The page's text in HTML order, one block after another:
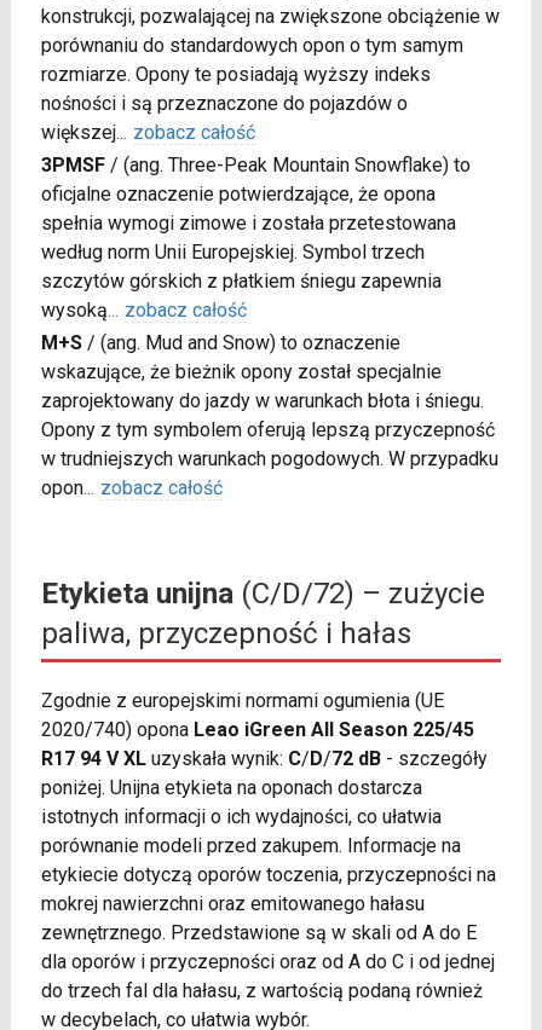
konstrukcji, pozwalającej na zwiększone obciążenie w
porównaniu do standardowych opon o tym samym
rozmiarze. Opony te posiadają wyższy indeks
nośności i są przeznaczone do pojazdów o
większej... zobacz całość
3PMSF/ (ang. Three-Peak Mountain Snowflake) to
oficjalne oznaczenie potwierdzające, że opona
spełnia wymogi zimowe i została przetestowana
według norm Unii Europejskiej. Symbol trzech
szczytów górskich z płatkiem śniegu zapewnia
wysoką... zobacz całość
M+S/ (ang. Mud and Snow) to oznaczenie
wskazujące, że bieżnik opony został specjalnie
zaprojektowany do jazdy w warunkach błota i śniegu.
Opony z tym symbolem oferują lepszą przyczepność
w trudniejszych warunkach pogodowych. W przypadku
opon... zobacz całość
Etykieta unijna(C/D/72) – zużycie
paliwa, przyczepność i hałas
Zgodnie z europejskimi normami ogumienia (UE
2020/740) opona Leao iGreen All Season 225/45
R17 94 V XLuzyskała wynik: C/D/72 dB- szczegóły
poniżej. Unijna etykieta na oponach dostarcza
istotnych informacji o ich wydajności, co ułatwia
porównanie modeli przed zakupem. Informacje na
etykiecie dotyczą oporów toczenia, przyczepności na
mokrej nawierzchni oraz emitowanego hałasu
zewnętrznego. Przedstawione są w skali od A do E
dla oporów i przyczepności oraz od A do C i od jednej
do trzech fal dla hałasu, z wartością podaną również
w decybelach, co ułatwia wybór.